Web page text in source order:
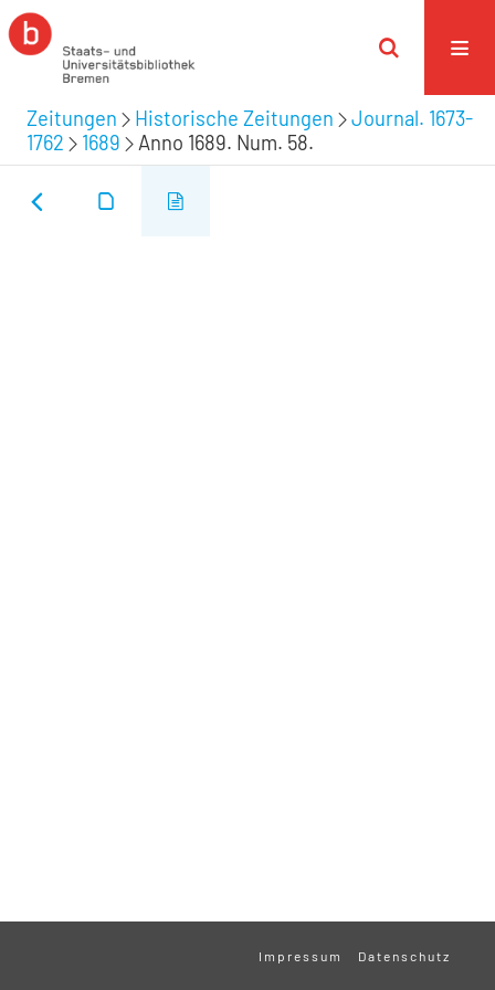
Zeitungen Historische Zeitungen
Journal. 1673-
1762
1689 Anno 1689. Num. 58.
Impressum Datenschutz